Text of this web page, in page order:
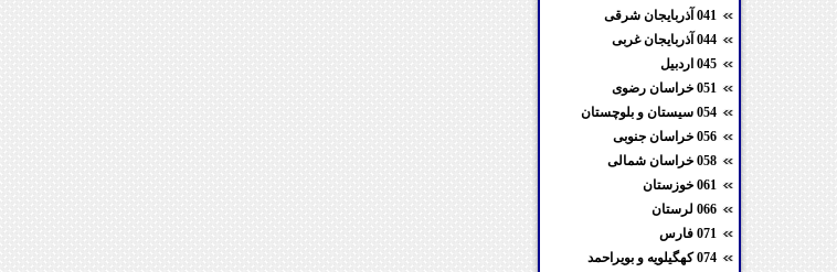
041 آذربایجان شرقی
044 آذربایجان غربی
045 اردبیل
051 خراسان رضوی
054 سیستان و بلوچستان
056 خراسان جنوبی
058 خراسان شمالی
061 خوزستان
066 لرستان
071 فارس
074 کهگیلویه و بویراحمد